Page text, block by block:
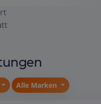
Alle Marken